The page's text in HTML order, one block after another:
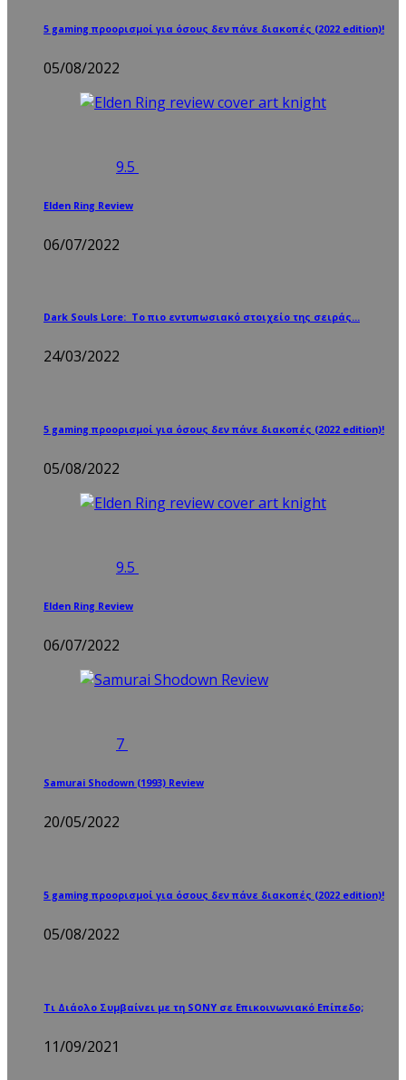
5 gaming προορισμοί για όσους δεν πάνε διακοπές (2022 edition)!
05/08/2022
9.5
Elden Ring Review
06/07/2022
Dark Souls Lore: Το πιο εντυπωσιακό στοιχείο της σειράς…
24/03/2022
5 gaming προορισμοί για όσους δεν πάνε διακοπές (2022 edition)!
05/08/2022
9.5
Elden Ring Review
06/07/2022
7
Samurai Shodown (1993) Review
20/05/2022
5 gaming προορισμοί για όσους δεν πάνε διακοπές (2022 edition)!
05/08/2022
Τι Διάολο Συμβαίνει με τη SONY σε Επικοινωνιακό Επίπεδο;
11/09/2021